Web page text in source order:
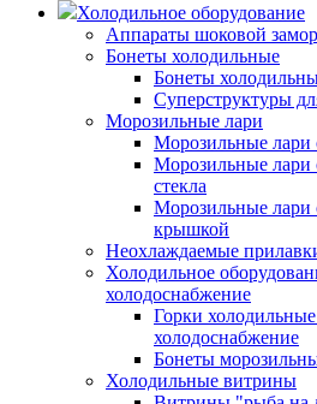
Холодильное оборудование
Аппараты шоковой
Бонеты холодильные
Бонеты
Суперструктуры
Морозильные лари
Морозильные лари
Морозильные лари
стекла
Морозильные лари
крышкой
Неохлаждаемые
Холодильное
холодоснабжение
Горки
холодоснабжение
Бонеты
Холодильные витрины